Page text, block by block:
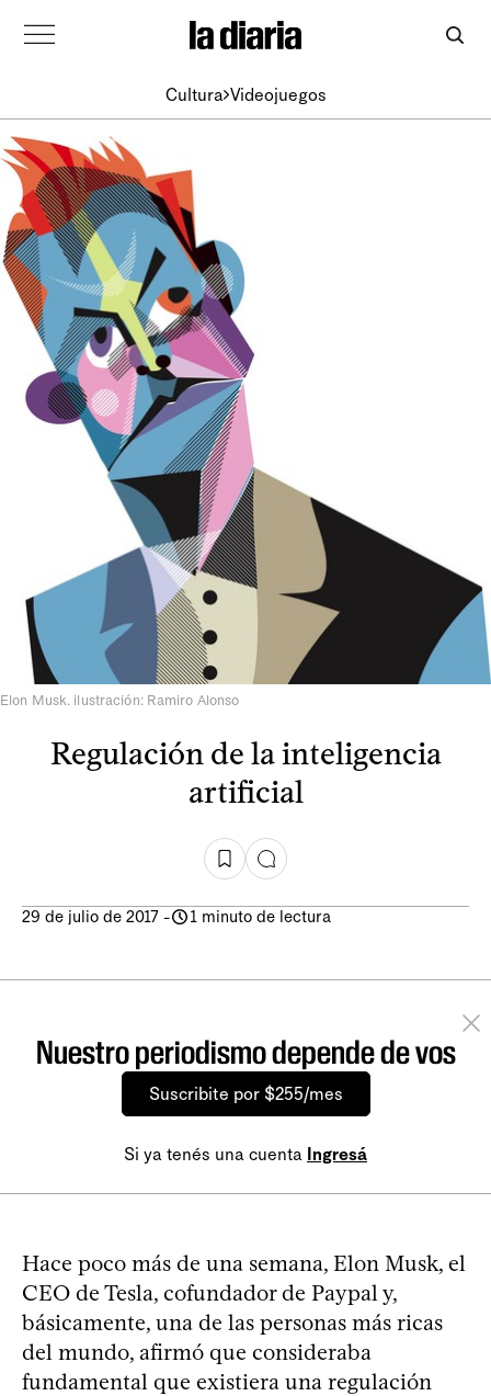
Cultura Videojuegos
Elon Musk. ilustración: Ramiro Alonso
Regulación de la inteligencia
artificial
29 de julio de 2017 - 1 minuto de lectura
Nuestro periodismo depende de vos
Suscribite por $255/mes
Si ya tenés una cuenta Ingresá
Hace poco más de una semana, Elon Musk, el
CEO de Tesla, cofundador de Paypal y,
básicamente, una de las personas más ricas
del mundo, afirmó que consideraba
fundamental que existiera una regulación